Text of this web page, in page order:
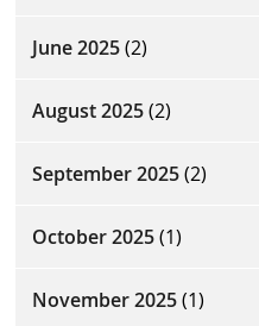
June 2025(2)
August 2025(2)
September 2025(2)
October 2025(1)
November 2025(1)